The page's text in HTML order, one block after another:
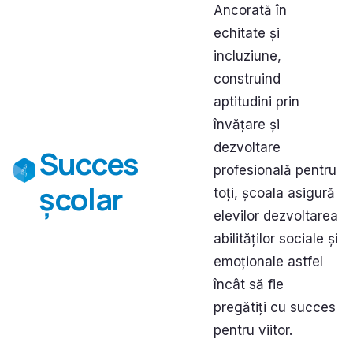
Succes
școlar
Ancorată în
echitate și
incluziune,
construind
aptitudini prin
învățare și
dezvoltare
profesională pentru
toți, școala asigură
elevilor dezvoltarea
abilităților sociale și
emoționale astfel
încât să fie
pregătiți cu succes
pentru viitor.